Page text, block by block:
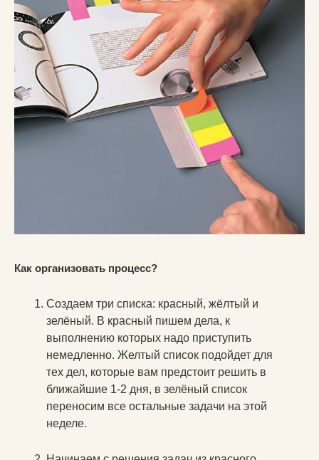
Как организовать процесс?
Создаем три списка: красный, жёлтый и
зелёный. В красный пишем дела, к
выполнению которых надо приступить
немедленно. Желтый список подойдет для
тех дел, которые вам предстоит решить в
ближайшие 1-2 дня, в зелёный список
переносим все остальные задачи на этой
неделе.